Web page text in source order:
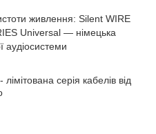
живлення: Silent WIRE
Universal — німецька
аудіосистеми